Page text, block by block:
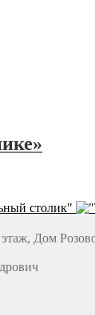
столик"
Дом